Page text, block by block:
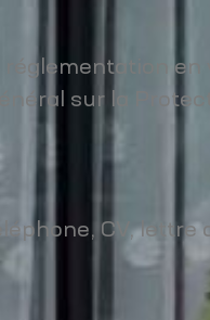
en
sur la
CV, lettre